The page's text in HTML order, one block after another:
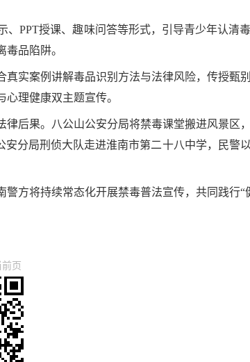
PPT授课、趣味问答等形式，引导青少年认清
品陷阱。
实案例讲解毒品识别方法与法律风险，传授甄
理健康双主题宣传。
后果。八公山公安分局将禁毒课堂搬进风景区
分局刑侦大队走进淮南市第二十八中学，民警
方将持续常态化开展禁毒普法宣传，共同践行“
页